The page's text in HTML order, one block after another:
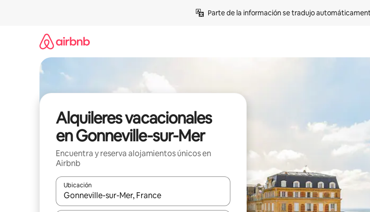
Parte de la información se tradujo
Alquileres vacacionales
en Gonneville-sur-Mer
Encuentra y reserva alojamientos únicos en
Airbnb
Ubicación
Cuando los resultados estén disponibles, navega con las teclas de flecha hacia arriba y hacia